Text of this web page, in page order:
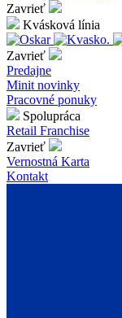
Zavrieť
Kvásková línia
Zavrieť
Predajne
Minit novinky
Pracovné ponuky
Spolupráca
Retail Franchise
Zavrieť
Vernostná Karta
Kontakt